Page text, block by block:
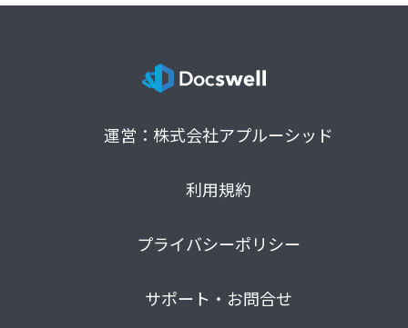
運営：株式会社アプルーシッド
利用規約
プライバシーポリシー
サポート・お問合せ